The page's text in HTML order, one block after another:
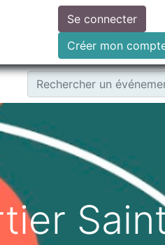
Faire un don
Se connecter
Créer mon